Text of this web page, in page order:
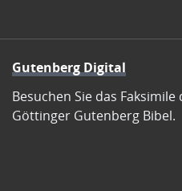
Gutenberg Digital
Besuchen Sie das Faksimile
Göttinger Gutenberg Bibel.